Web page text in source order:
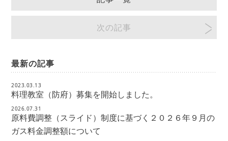
次の記事
最新の記事
2023.03.13
料理教室（防府）募集を開始しました。
2026.07.31
原料費調整（スライド）制度に基づく２０２６年９月の
ガス料金調整額について